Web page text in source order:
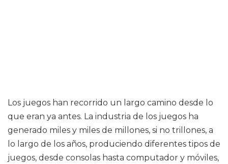
Los juegos han recorrido un largo camino desde lo
que eran ya antes. La industria de los juegos ha
generado miles y miles de millones, si no trillones, a
lo largo de los años, produciendo diferentes tipos de
juegos, desde consolas hasta computador y móviles,